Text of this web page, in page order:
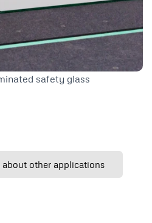
safety glass
other applications